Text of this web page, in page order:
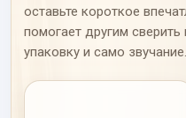
оставьте короткое
помогает другим
упаковку и само звучание.